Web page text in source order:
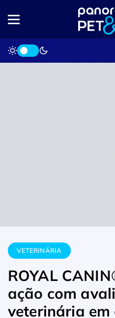
Home Veterinária ROYAL
VETERINÁRIA
ROYAL
ação com
veterinária em